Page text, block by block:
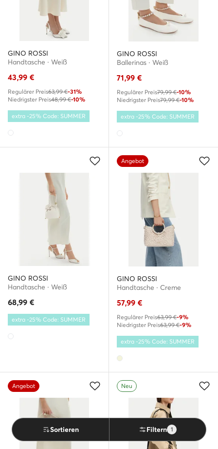
Sortieren Filtern 1
GINO ROSSI
Handtasche · Weiß
43,99 €
Regulärer Preis63,99 €-31%
Niedrigster Preis48,99 €-10%
extra -25% Code: SUMMER
GINO ROSSI
Ballerinas · Weiß
71,99 €
Regulärer Preis79,99 €-10%
Niedrigster Preis79,99 €-10%
extra -25% Code: SUMMER
GINO ROSSI
Handtasche · Weiß
68,99 €
extra -25% Code: SUMMER
Angebot
GINO ROSSI
Handtasche · Creme
57,99 €
Regulärer Preis63,99 €-9%
Niedrigster Preis63,99 €-9%
extra -25% Code: SUMMER
Angebot Neu